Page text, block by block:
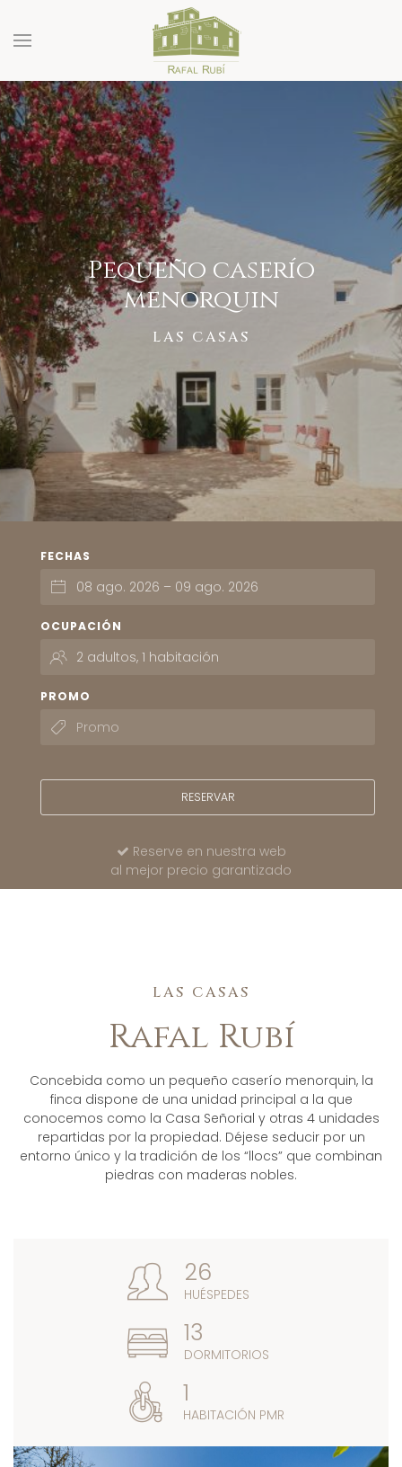
Pequeño caserío
menorquin
LAS CASAS
FECHAS
OCUPACIÓN
PROMO
RESERVAR
Reserve en nuestra web
al mejor precio garantizado
LAS CASAS
Rafal Rubí
Concebida como un pequeño caserío menorquin, la
finca dispone de una unidad principal a la que
conocemos como la Casa Señorial y otras 4 unidades
repartidas por la propiedad. Déjese seducir por un
entorno único y la tradición de los “llocs” que combinan
piedras con maderas nobles.
26
HUÉSPEDES
13
DORMITORIOS
1
HABITACIÓN PMR